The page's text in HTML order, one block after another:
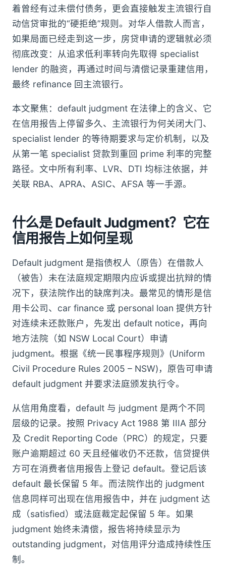
着曾经有过未偿付债务，更会直接触发主流银行自
动信贷审批的“硬拒绝”规则。对华人借款人而言，
如果局面已经走到这一步，房贷申请的逻辑就必须
彻底改变：从追求低利率转向先取得 specialist
lender 的融资，再通过时间与清偿记录重建信用，
最终 refinance 回主流银行。
本文聚焦：default judgment 在法律上的含义、它
在信用报告上停留多久、主流银行为何关闭大门、
specialist lender 的等待期要求与定价机制，以及
从第一笔 specialist 贷款到重回 prime 利率的完整
路径。文中所有利率、LVR、DTI 均标注依据，并
关联 RBA、APRA、ASIC、AFSA 等一手源。
什么是 Default Judgment？它在
信用报告上如何呈现
Default judgment 是指债权人（原告）在借款人
（被告）未在法庭规定期限内应诉或提出抗辩的情
况下，获法院作出的缺席判决。最常见的情形是信
用卡公司、car finance 或 personal loan 提供方针
对连续未还款账户，先发出 default notice，再向
地方法院（如 NSW Local Court）申请
judgment。根据《统一民事程序规则》(Uniform
Civil Procedure Rules 2005 – NSW)，原告可申请
default judgment 并要求法庭颁发执行令。
从信用角度看，default 与 judgment 是两个不同
层级的记录。按照 Privacy Act 1988 第 IIIA 部分
及 Credit Reporting Code（PRC）的规定，只要
账户逾期超过 60 天且经催收仍不还款，信贷提供
方可在消费者信用报告上登记 default。登记后该
default 最长保留 5 年。而法院作出的 judgment
信息同样可出现在信用报告中，并在 judgment 达
成（satisfied）或法庭裁定起保留 5 年。如果
judgment 始终未清偿，报告将持续显示为
outstanding judgment，对信用评分造成持续性压
制。